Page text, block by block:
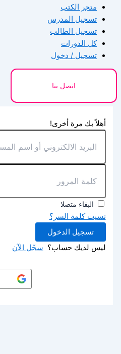
متجر الكتب
تسجيل المدرس
تسجيل الطالب
كل الدورات
تسجيل / دخول
اتصل بنا
أهلاً بك مرة أخرى!
البقاء متصلا
نسيت كلمة السر؟
تسجيل الدخول
ليس لديك حساب؟ سجّل الآن